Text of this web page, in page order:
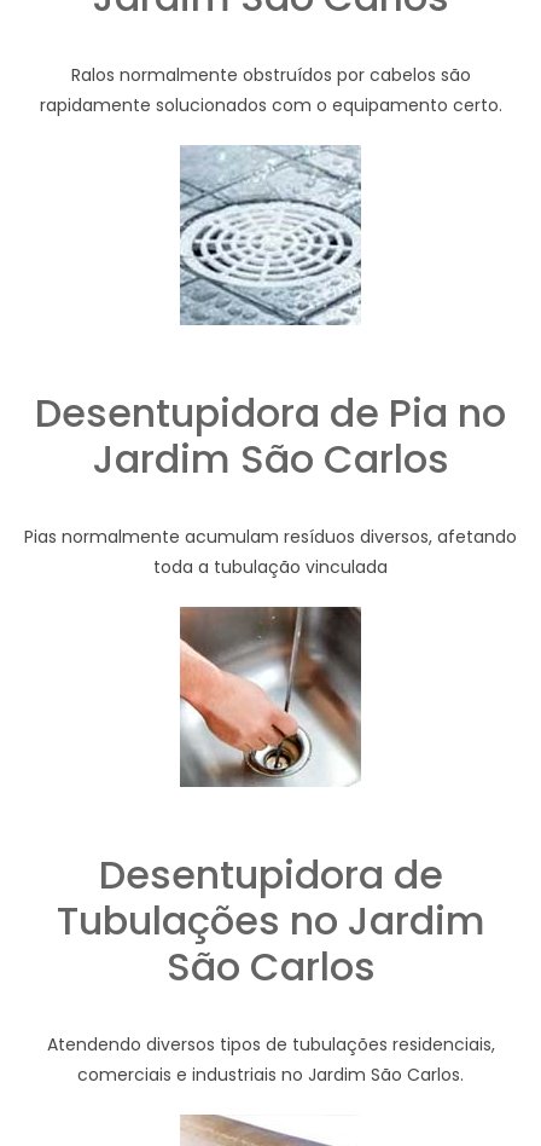
Ralos normalmente obstruídos por cabelos são
rapidamente solucionados com o equipamento certo.
Desentupidora de Pia no
Jardim São Carlos
Pias normalmente acumulam resíduos diversos, afetando
toda a tubulação vinculada
Desentupidora de
Tubulações no Jardim
São Carlos
Atendendo diversos tipos de tubulações residenciais,
comerciais e industriais no Jardim São Carlos.